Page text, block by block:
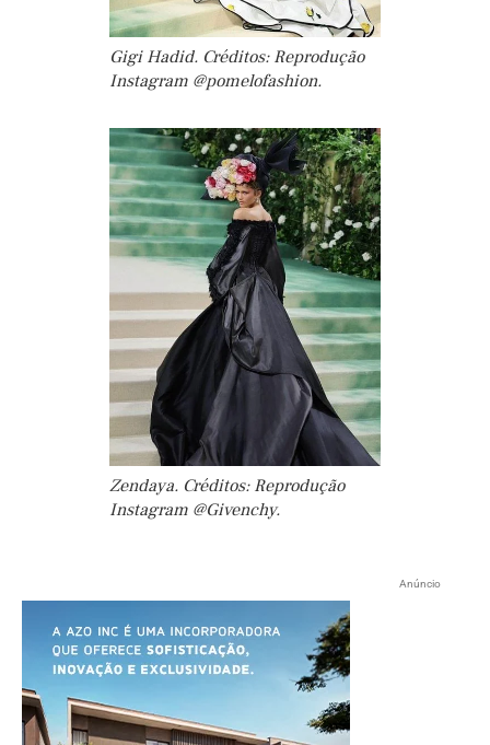
Gigi Hadid. Créditos: Reprodução
Instagram @pomelofashion.
Zendaya. Créditos: Reprodução
Instagram @Givenchy.
Anúncio